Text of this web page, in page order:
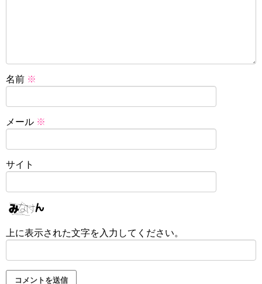
名前 ※
メール ※
サイト
上に表示された文字を入力してください。